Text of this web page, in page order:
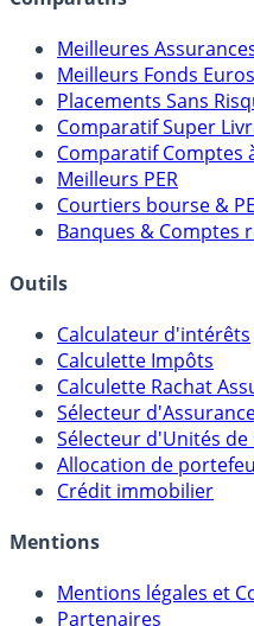
Comparatifs
Meilleures
Meilleurs Fonds Euros
Placements Sans
Comparatif Super
Comparatif Comptes à
Meilleurs PER
Banques & Comptes
Outils
Calculateur d'intérêts
Calculette Impôts
Calculette Rachat
Sélecteur
Sélecteur d'Unités de
Crédit immobilier
Mentions